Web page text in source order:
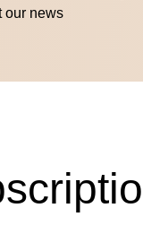
our news